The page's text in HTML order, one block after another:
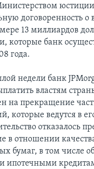
юстиции
договоренность о
13 миллиардов
которые банк
года.
недели банк
властям
на прекращение
которые ведутся в
отказалось
в отношении
бумаг, в том числе
ипотечными